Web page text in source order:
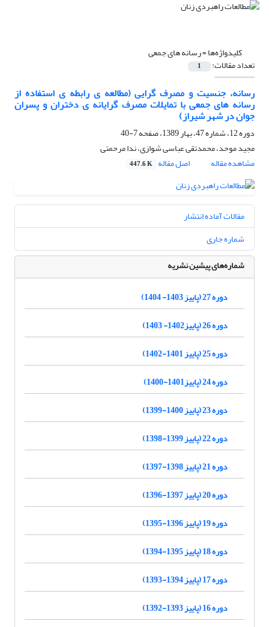
کلیدواژه‌ها =رسانه های جمعی
تعداد مقالات: 1
رسانه، جنسیت و مصرف گرایی (مطالعه ی رابطه ی استفاده از
رسانه های جمعی با تمایلات مصرف گرایانه ی دختران و پسران
جوان در شهر شیراز)
دوره 12، شماره 47، بهار 1389، صفحه
7-40
مجید موحد، محمدتقی عباسی شوازی، ندا مرحمتی
مشاهده مقاله
اصل مقاله 447.6 K
مقالات آماده انتشار
شماره جاری
شماره‌های پیشین نشریه
دوره 27 (پاییز 1403- 1404)
دوره 26 (پاییز1402- 1403)
دوره 25 (پاییز 1401-1402)
دوره 24 (پاییز1401-1400)
دوره 23 (پاییز 1400-1399)
دوره 22 (پاییز 1399-1398)
دوره 21 (پاییز 1398-1397)
دوره 20 (پاییز 1397-1396)
دوره 19 (پاییز 1396-1395)
دوره 18 (پاییز 1395-1394)
دوره 17 (پاییز 1394-1393)
دوره 16 (پاییز 1393-1392)